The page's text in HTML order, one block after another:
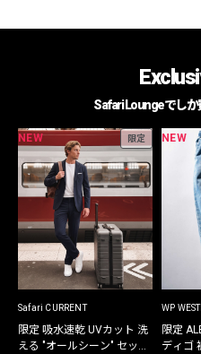
Safari Loungeでし
NEW 限定
Safari CURRENT
限定 吸水速乾 UVカット 洗
える "オールシーン" セット
NEW
WP
限定
ディゴ